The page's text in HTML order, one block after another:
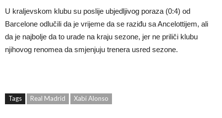
U kraljevskom klubu su poslije ubjedljivog poraza (0:4) od
Barcelone odlučili da je vrijeme da se raziđu sa Ancelottijem, ali
da je najbolje da to urade na kraju sezone, jer ne priliči klubu
njihovog renomea da smjenjuju trenera usred sezone.
Tags Real Madrid Xabi Alonso